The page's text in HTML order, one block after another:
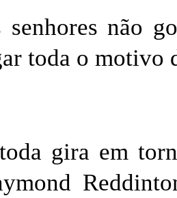
não
toda o motivo
gira em